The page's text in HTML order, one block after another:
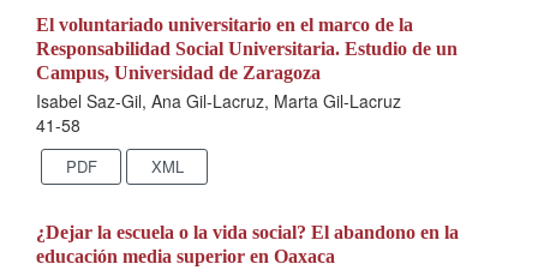
El voluntariado universitario en el marco de la
Responsabilidad Social Universitaria. Estudio de un
Campus, Universidad de Zaragoza
Isabel Saz-Gil, Ana Gil-Lacruz, Marta Gil-Lacruz
41-58
PDF XML
¿Dejar la escuela o la vida social? El abandono en la
educación media superior en Oaxaca